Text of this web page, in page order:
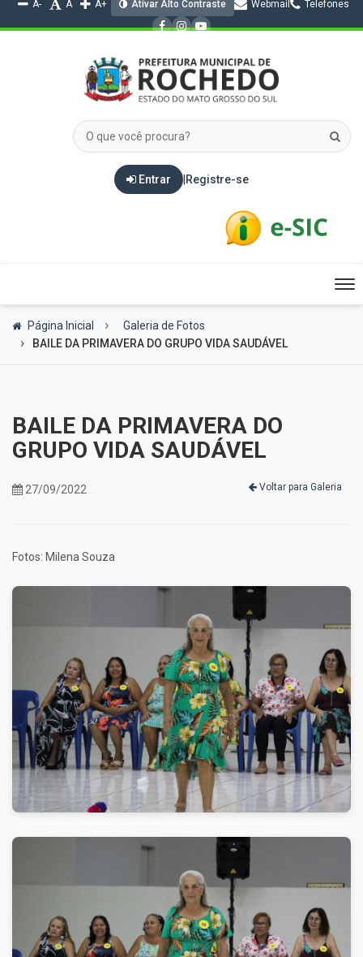
A- A A+ Ativar Alto Contraste Webmail Telefones
Entrar Registre-se
Página Inicial
Galeria de Fotos
BAILE DA PRIMAVERA DO GRUPO VIDA SAUDÁVEL
BAILE DA PRIMAVERA DO
GRUPO VIDA SAUDÁVEL
27/09/2022 Voltar para Galeria
Fotos: Milena Souza